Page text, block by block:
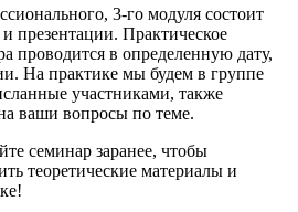
3-го модуля состоит
презентации. Практическое
проводится в определенную дату,
На практике мы будем в группе
участниками, также
ваши вопросы по теме.
семинар заранее, чтобы
теоретические материалы и